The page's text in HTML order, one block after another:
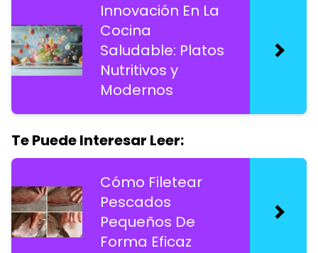
Innovación En La
Cocina
Saludable: Platos
Nutritivos y
Modernos
Te Puede Interesar Leer:
Cómo Filetear
Pescados
Pequeños De
Forma Eficaz